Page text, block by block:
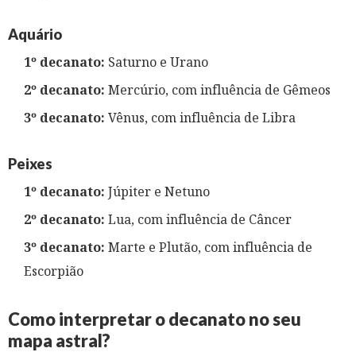
Aquário
1º decanato: Saturno e Urano
2º decanato: Mercúrio, com influência de Gêmeos
3º decanato: Vênus, com influência de Libra
Peixes
1º decanato: Júpiter e Netuno
2º decanato: Lua, com influência de Câncer
3º decanato: Marte e Plutão, com influência de
Escorpião
Como interpretar o decanato no seu
mapa astral?